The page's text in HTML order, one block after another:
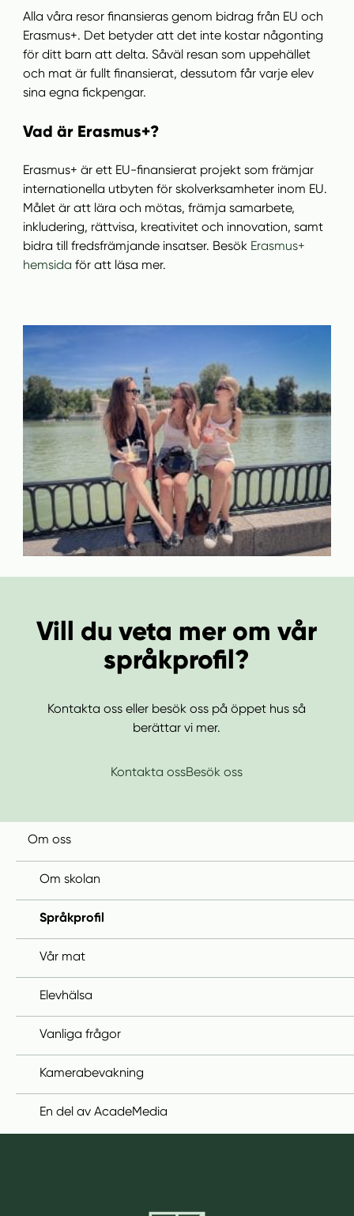
Alla våra resor finansieras genom bidrag från EU och
Erasmus+. Det betyder att det inte kostar någonting
för ditt barn att delta. Såväl resan som uppehället
och mat är fullt finansierat, dessutom får varje elev
sina egna fickpengar.
Vad är Erasmus+?
Erasmus+ är ett EU-finansierat projekt som främjar
internationella utbyten för skolverksamheter inom EU.
Målet är att lära och mötas, främja samarbete,
inkludering, rättvisa, kreativitet och innovation, samt
bidra till fredsfrämjande insatser. Besök Erasmus+
hemsida för att läsa mer.
Vill du veta mer om vår
språkprofil?
Kontakta oss eller besök oss på öppet hus så
berättar vi mer.
Kontakta ossBesök oss
Om oss
Om skolan
Språkprofil
Vår mat
Elevhälsa
Vanliga frågor
Kamerabevakning
En del av AcadeMedia